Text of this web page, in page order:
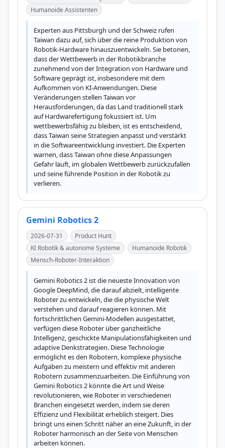
Humanoide Assistenten
Experten aus Pittsburgh und der Schweiz rufen
Taiwan dazu auf, sich über die reine Produktion von
Robotik-Hardware hinauszuentwickeln. Sie betonen,
dass der Wettbewerb in der Robotikbranche
zunehmend von der Integration von Hardware und
Software geprägt ist, insbesondere mit dem
Aufkommen von KI-Anwendungen. Diese
Veränderungen stellen Taiwan vor
Herausforderungen, da das Land traditionell stark
auf Hardwarefertigung fokussiert ist. Um
wettbewerbsfähig zu bleiben, ist es entscheidend,
dass Taiwan seine Strategien anpasst und verstärkt
in die Softwareentwicklung investiert. Die Experten
warnen, dass Taiwan ohne diese Anpassungen
Gefahr läuft, im globalen Wettbewerb zurückzufallen
und seine führende Position in der Robotik zu
verlieren.
Gemini Robotics 2
2026-07-31
Product Hunt
KI Robotik & autonome Systeme
Humanoide Robotik
Mensch-Roboter-Interaktion
Gemini Robotics 2 ist die neueste Innovation von
Google DeepMind, die darauf abzielt, intelligente
Roboter zu entwickeln, die die physische Welt
verstehen und darauf reagieren können. Mit
fortschrittlichen Gemini-Modellen ausgestattet,
verfügen diese Roboter über ganzheitliche
Intelligenz, geschickte Manipulationsfähigkeiten und
adaptive Denkstrategien. Diese Technologie
ermöglicht es den Robotern, komplexe physische
Aufgaben zu meistern und effektiv mit anderen
Robotern zusammenzuarbeiten. Die Einführung von
Gemini Robotics 2 könnte die Art und Weise
revolutionieren, wie Roboter in verschiedenen
Branchen eingesetzt werden, indem sie deren
Effizienz und Flexibilität erheblich steigert. Dies
bringt uns einen Schritt näher an eine Zukunft, in der
Roboter harmonisch an der Seite von Menschen
arbeiten können.